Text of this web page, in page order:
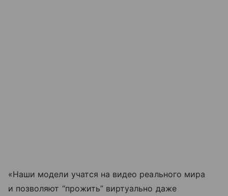
«Наши модели учатся на видео реального мира
и позволяют “прожить” виртуально даже